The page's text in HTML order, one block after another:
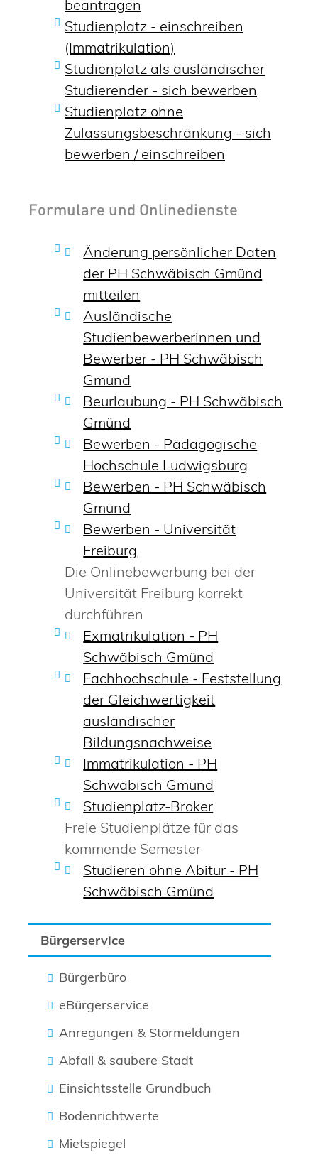
Bürgerservice
Bürgerbüro
eBürgerservice
Anregungen & Störmeldungen
Abfall & saubere Stadt
Einsichtsstelle Grundbuch
Bodenrichtwerte
Mietspiegel
beantragen
Studienplatz - einschreiben
(Immatrikulation)
Studienplatz als ausländischer
Studierender - sich bewerben
Studienplatz ohne
Zulassungsbeschränkung - sich
bewerben / einschreiben
Formulare und Onlinedienste
Änderung persönlicher Daten
der PH Schwäbisch Gmünd
mitteilen
Ausländische
Studienbewerberinnen und
Bewerber - PH Schwäbisch
Gmünd
Beurlaubung - PH Schwäbisch
Gmünd
Bewerben - Pädagogische
Hochschule Ludwigsburg
Bewerben - PH Schwäbisch
Gmünd
Bewerben - Universität
Freiburg
Die Onlinebewerbung bei der
Universität Freiburg korrekt
durchführen
Exmatrikulation - PH
Schwäbisch Gmünd
Fachhochschule - Feststellung
der Gleichwertigkeit
ausländischer
Bildungsnachweise
Immatrikulation - PH
Schwäbisch Gmünd
Studienplatz-Broker
Freie Studienplätze für das
kommende Semester
Studieren ohne Abitur - PH
Schwäbisch Gmünd